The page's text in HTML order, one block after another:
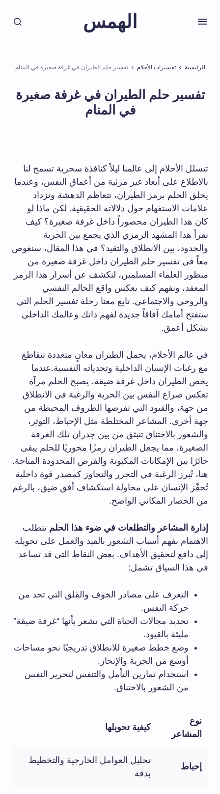
الهمس
الرئيسية تفسيرات الأحلام تفسير حلم الطيران في غرفة صغيرة في المنام
تفسير حلم الطيران في غرفة صغيرة
في المنام
تتسلل الأحلام إلى عالمنا ليلاً كنافذة سحرية تسمح لنا
بالاطلاع على أبعاد غير مرئية من أعماق النفس، وعندما
يحلق الحلم برمز الطيران، تتعاظم الدهشة وتزداد
علامات الاستفهام حول دلالاته الحقيقية. لكن ماذا لو
كان هذا الطيران محصوراً داخل غرفة صغيرة؟ كيف
نقرأ هذا المشهد الرمزي الذي يجمع بين الحرية
والحدود، بين الانطلاق والتقيد؟ في هذا المقال، سنغوص
معاً في تفسير حلم الطيران داخل غرفة صغيرة من
منظور العلماء المسلمين، لنكشف عن أسرار هذا الرمز
المعقد، ونفهم كيف يعكس واقع الحالم النفسي
والروحي والاجتماعي. تابع معنا رحلة تفسير الحلم التي
ستفتح أمامك آفاقاً جديدة لفهم ذاتك وعالمك الداخلي
بشكل أعمق.
في عالم الأحلام، يحمل الطيران معانٍ متعددة تتقاطع
مع رغبات الإنسان الداخلية وتحدياته النفسية.عندما
يخص الطيران داخل غرفة ضيقة، يصبح الحلم مرآة
تعكس صراع النفس بين الحرية والرغبة في الانطلاق
من جهة، والقيود التي تفرضها الظروف المحيطة من
جهة أخرى. المشاعر المختلطة مثل الإحباط، التوتر،
والشعور بالاختناق تنبثق من بين جدران تلك الغرفة
الصغيرة، مما يجعل الطيران رمزًا محوريًا للحلم يبقى
حائرًا بين الإمكانات المكبوتة والفرص المحدودة المتاحة.
هنا، تُبرز الرغبة في التحرر والتجاوز كمصدر قوة داخلية
تُحفّز الإنسان على محاولة استكشاف أفق ضيق، بالرغم
من الحصار المكاني الواضح.
إدارة المشاعر والتطلعات في ضوء هذا الحلم تتطلب
الاهتمام بفهم أسباب الشعور بالقيد والعمل على تحويله
إلى دافع لتحقيق الأهداف. بعض النقاط التي قد تساعد
في هذا السياق تشمل:
التعرف على مصادر الخوف والقلق التي تحد من
حركة النفس.
تحديد مجالات الحياة التي تشعر بأنها “غرفة ضيقة”
مليئة بالقيود.
وضع خطط صغيرة للانطلاق تدريجيًا نحو مساحات
أوسع من الحرية والإنجاز.
استخدام تمارين التأمل والتنفس لتحرير النفس
من الشعور بالاختناق.
نوع
المشاعر
كيفية تحويلها
إحباط
تحليل العوامل الخارجية والتخطيط
بدقة